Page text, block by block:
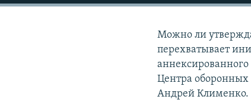
Можно ли
перехватывает
Центра оборонных
Андрей Клименко.